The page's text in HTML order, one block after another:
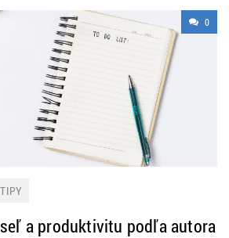
0
a produktivitu podľa autora